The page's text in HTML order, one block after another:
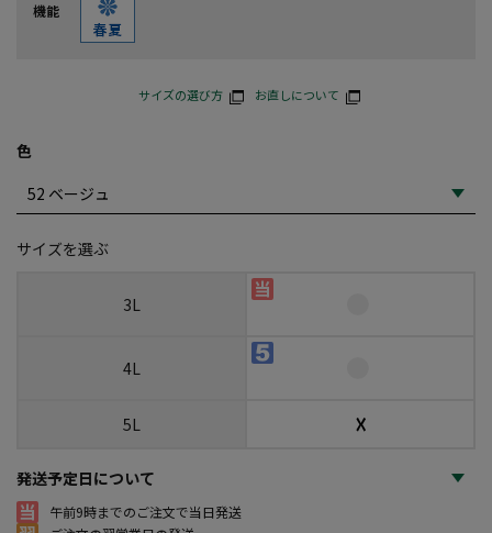
機能
サイズの選び方 お直しについて
色
サイズを選ぶ
3L
4L
5L ☓
発送予定日について
午前9時までのご注文で当日発送